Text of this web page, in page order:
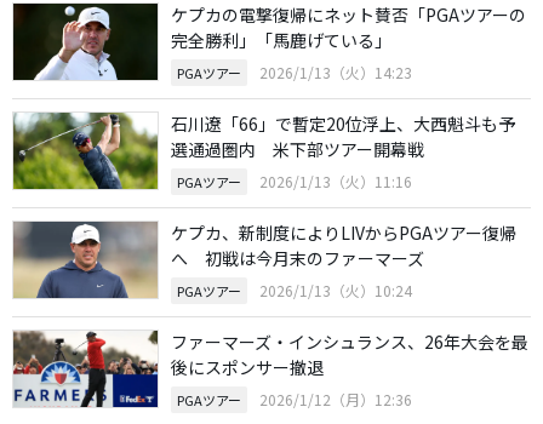
ケプカの電撃復帰にネット賛否「PGAツアーの
完全勝利」「馬鹿げている」
PGAツアー 2026/1/13（火）14:23
石川遼「66」で暫定20位浮上、大西魁斗も予
選通過圏内 米下部ツアー開幕戦
PGAツアー 2026/1/13（火）11:16
ケプカ、新制度によりLIVからPGAツアー復帰
へ 初戦は今月末のファーマーズ
PGAツアー 2026/1/13（火）10:24
ファーマーズ・インシュランス、26年大会を最
後にスポンサー撤退
PGAツアー 2026/1/12（月）12:36